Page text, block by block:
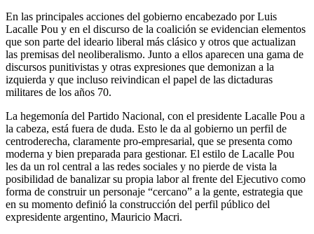
En las principales acciones del gobierno encabezado por Luis
Lacalle Pou y en el discurso de la coalición se evidencian elementos
que son parte del ideario liberal más clásico y otros que actualizan
las premisas del neoliberalismo. Junto a ellos aparecen una gama de
discursos punitivistas y otras expresiones que demonizan a la
izquierda y que incluso reivindican el papel de las dictaduras
militares de los años 70.
La hegemonía del Partido Nacional, con el presidente Lacalle Pou a
la cabeza, está fuera de duda. Esto le da al gobierno un perfil de
centroderecha, claramente pro-empresarial, que se presenta como
moderna y bien preparada para gestionar. El estilo de Lacalle Pou
les da un rol central a las redes sociales y no pierde de vista la
posibilidad de banalizar su propia labor al frente del Ejecutivo como
forma de construir un personaje “cercano” a la gente, estrategia que
en su momento definió la construcción del perfil público del
expresidente argentino, Mauricio Macri.